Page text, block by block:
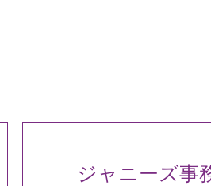
ジャニーズ事